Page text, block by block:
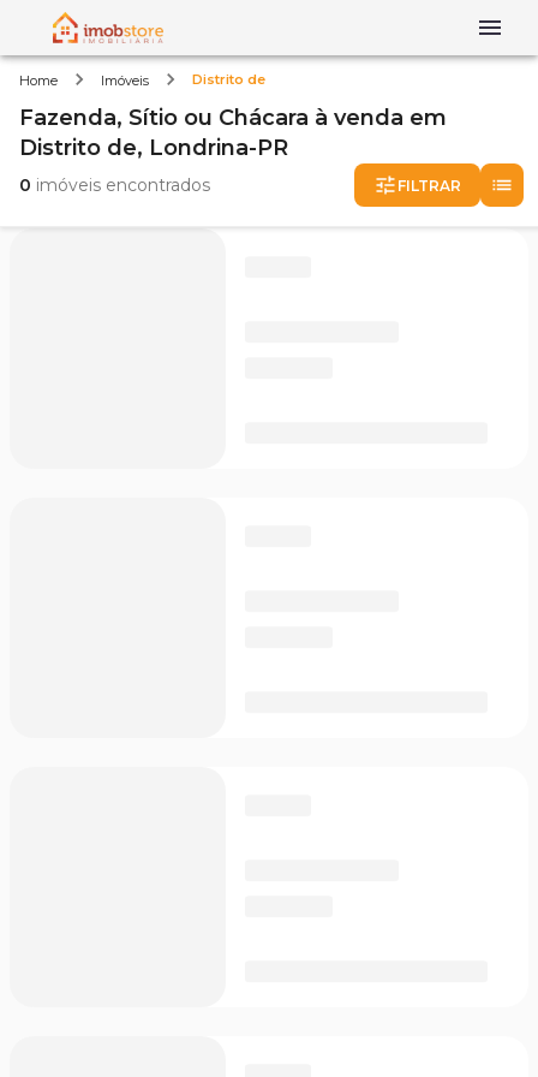
Home Imóveis Distrito de
Fazenda, Sítio ou Chácara à venda em
Distrito de, Londrina-PR
0 imóveis encontrados FILTRAR